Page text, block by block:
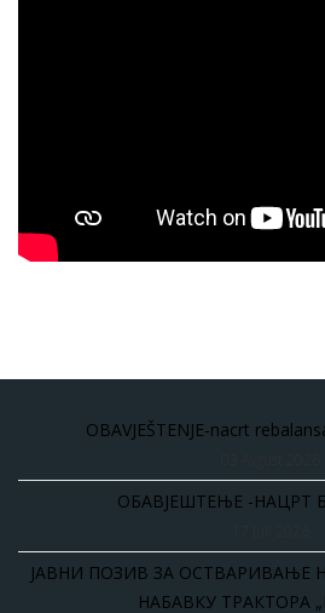
OBAVJEŠTENJE-nacrt
ОБАВЈЕШТЕЊЕ -НАЦРТ
ЈАВНИ ПОЗИВ ЗА ОСТВАРИВАЊЕ
НАБАВКУ ТРАКТОРА